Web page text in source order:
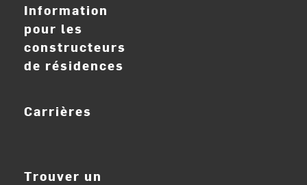
Information
pour les
constructeurs
de résidences
Carrières
Trouver un